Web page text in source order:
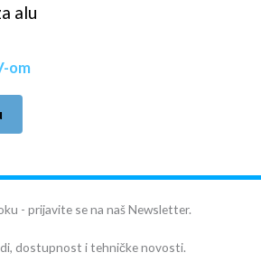
alu
om
- prijavite se na naš Newsletter.
dostupnost i tehničke novosti.